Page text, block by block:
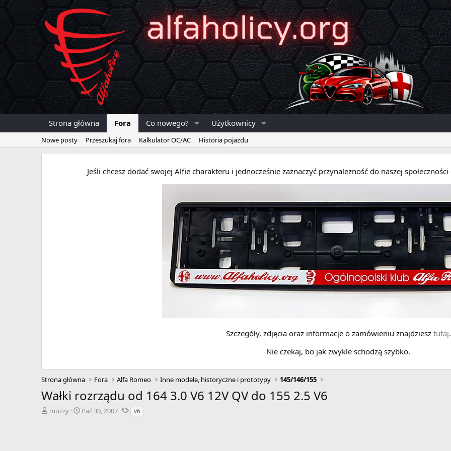
Strona główna Fora Co nowego? Użytkownicy
Nowe posty Przeszukaj fora Kalkulator OC/AC Historia pojazdu
Jeśli chcesz dodać swojej Alfie charakteru i jednocześnie zaznaczyć przynależność do naszej
Szczegóły, zdjęcia oraz informacje o zamówieniu znajdziesz tutaj.
Nie czekaj, bo jak zwykle schodzą szybko.
Strona główna Fora Alfa Romeo Inne modele, historyczne i prototypy 145/146/155
Wałki rozrządu od 164 3.0 V6 12V QV do 155 2.5 V6
A
muzzy
D
Paź 30, 2007
Tv6